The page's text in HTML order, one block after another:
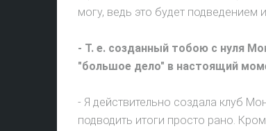
могу, ведь это будет подведением
- Т. е. созданный тобою с нуля
"большое дело" в настоящий
- Я действительно создала клуб
подводить итоги просто рано.